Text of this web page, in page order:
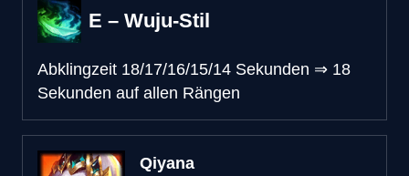
E – Wuju-Stil
Abklingzeit 18/17/16/15/14 Sekunden ⇒ 18
Sekunden auf allen Rängen
Qiyana